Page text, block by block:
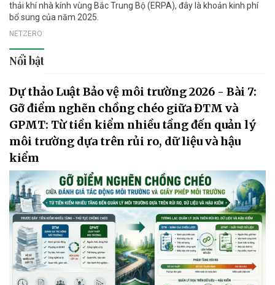
thải khí nhà kính vùng Bắc Trung Bộ (ERPA), đây là khoản kinh phí
bổ sung của năm 2025.
NETZERO
Nổi bật
Dự thảo Luật Bảo vệ môi trường 2026 - Bài 7:
Gỡ điểm nghẽn chồng chéo giữa ĐTM và
GPMT: Từ tiền kiểm nhiều tầng đến quản lý
môi trường dựa trên rủi ro, dữ liệu và hậu
kiểm